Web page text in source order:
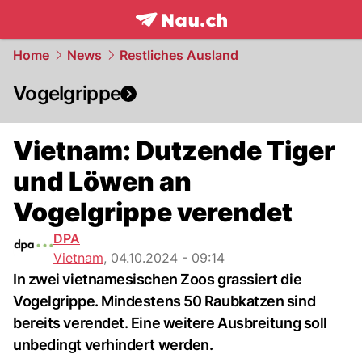
frontpage.NAU.ch
Home News Restliches Ausland
Vogelgrippe
Vietnam: Dutzende Tiger
und Löwen an
Vogelgrippe verendet
DPA
Vietnam, 04.10.2024 - 09:14
In zwei vietnamesischen Zoos grassiert die
Vogelgrippe. Mindestens 50 Raubkatzen sind
bereits verendet. Eine weitere Ausbreitung soll
unbedingt verhindert werden.